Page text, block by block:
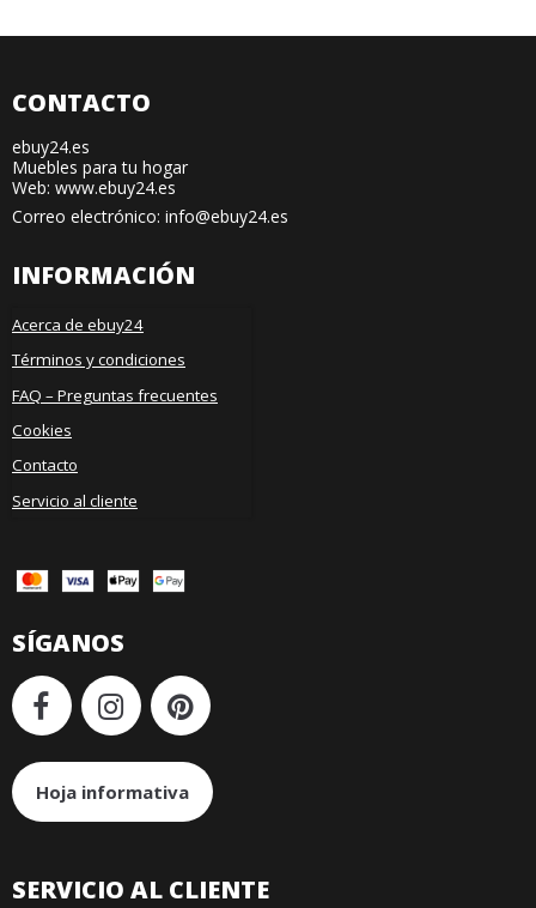
CONTACTO
ebuy24.es
Muebles para tu hogar
Web: www.ebuy24.es
Correo electrónico: info@ebuy24.es
INFORMACIÓN
Acerca de ebuy24
Términos y condiciones
FAQ – Preguntas frecuentes
Cookies
Contacto
Servicio al cliente
SÍGANOS
Hoja informativa
SERVICIO AL CLIENTE